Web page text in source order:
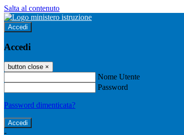
Salta al contenuto
Accedi
Accedi
button close ×
Nome Utente
Password
Password dimenticata?
-